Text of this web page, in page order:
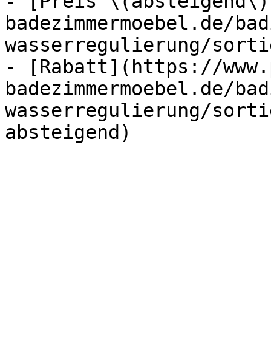
wasserregulierung/
- [Rabatt](https://
wasserregulierung/